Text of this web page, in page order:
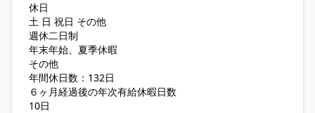
休日
土 日 祝日 その他
週休二日制
年末年始、夏季休暇
その他
年間休日数：132日
６ヶ月経過後の年次有給休暇日数
10日